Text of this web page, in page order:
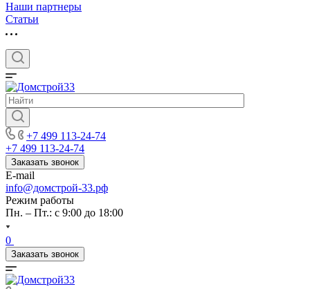
Наши партнеры
Статьи
+7 499 113-24-74
+7 499 113-24-74
Заказать звонок
E-mail
info@домстрой-33.рф
Режим работы
Пн. – Пт.: с 9:00 до 18:00
0
Заказать звонок